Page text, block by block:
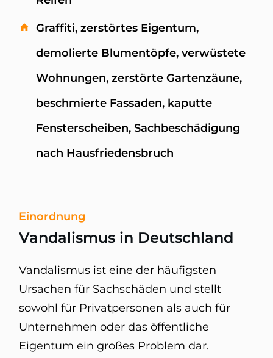
Graffiti, zerstörtes Eigentum,
demolierte Blumentöpfe, verwüstete
Wohnungen, zerstörte Gartenzäune,
beschmierte Fassaden, kaputte
Fensterscheiben, Sachbeschädigung
nach Hausfriedensbruch
Einordnung
Vandalismus in Deutschland
Vandalismus ist eine der häufigsten
Ursachen für Sachschäden und stellt
sowohl für Privatpersonen als auch für
Unternehmen oder das öffentliche
Eigentum ein großes Problem dar.